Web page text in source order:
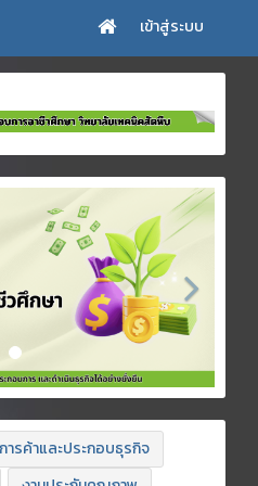
เข้าสู่ระบบ
รค้าและประกอบธุรกิจ